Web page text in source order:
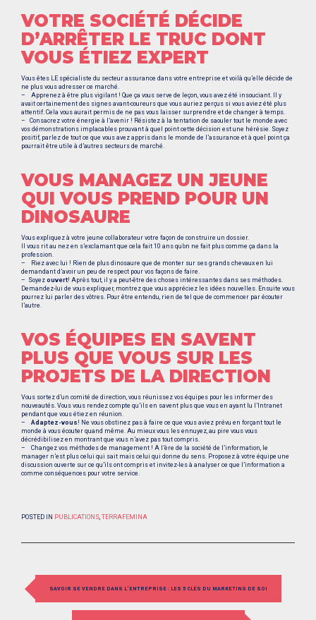
VOTRE SOCIÉTÉ DÉCIDE
D’ARRÊTER LE TRUC DONT
VOUS ÉTIEZ EXPERT
Vous êtes LE spécialiste du secteur assurance dans votre entreprise et voilà qu’elle décide de
ne plus vous adresser ce marché.
– Apprenez à être plus vigilant ! Que ça vous serve de leçon, vous avez été insouciant. Il y
avait certainement des signes avant-coureurs que vous auriez perçus si vous aviez été plus
attentif. Cela vous aurait permis de ne pas vous laisser surprendre et de changer à temps.
– Consacrez votre énergie à l’avenir ! Résistez à la tentation de saouler tout le monde avec
vos démonstrations implacables prouvant à quel point cette décision est une hérésie. Soyez
positif, parlez de tout ce que vous avez appris dans le monde de l’assurance et à quel point ça
pourrait être utile à d’autres secteurs de marché.
VOUS MANAGEZ UN JEUNE
QUI VOUS PREND POUR UN
DINOSAURE
Vous expliquez à votre jeune collaborateur votre façon de construire un dossier.
Il vous rit au nez en s’exclamant que cela fait 10 ans qu’on ne fait plus comme ça dans la
profession.
– Riez avec lui ! Rien de plus dinosaure que de monter sur ses grands chevaux en lui
demandant d’avoir un peu de respect pour vos façons de faire.
– Soyez ouvert! Après tout, il y a peut-être des choses intéressantes dans ses méthodes.
Demandez-lui de vous expliquer, montrez que vous appréciez les idées nouvelles. Ensuite vous
pourrez lui parler des vôtres. Pour être entendu, rien de tel que de commencer par écouter
l’autre.
VOS ÉQUIPES EN SAVENT
PLUS QUE VOUS SUR LES
PROJETS DE LA DIRECTION
Vous sortez d’un comité de direction, vous réunissez vos équipes pour les informer des
nouveautés. Vous vous rendez compte qu’ils en savent plus que vous en ayant lu l’Intranet
pendant que vous étiez en réunion.
– Adaptez-vous! Ne vous obstinez pas à faire ce que vous aviez prévu en forçant tout le
monde à vous écouter quand même. Au mieux vous les ennuyez, au pire vous vous
décrédibilisez en montrant que vous n’avez pas tout compris.
– Changez vos méthodes de management ! A l’ère de la société de l’information, le
manager n’est plus celui qui sait mais celui qui donne du sens. Proposez à votre équipe une
discussion ouverte sur ce qu’ils ont compris et invitez-les à analyser ce que l’information a
comme conséquences pour votre service.
POSTED IN PUBLICATIONS, TERRAFEMINA
P
O
SAVOIR SE VENDRE DANS L’ENTREPRISE : LES 5 CLÉS DU MARKETING DE SOI